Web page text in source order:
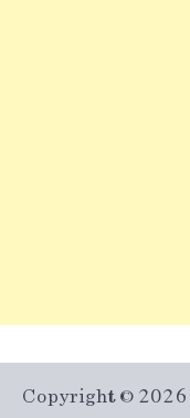
Copyright © 2026